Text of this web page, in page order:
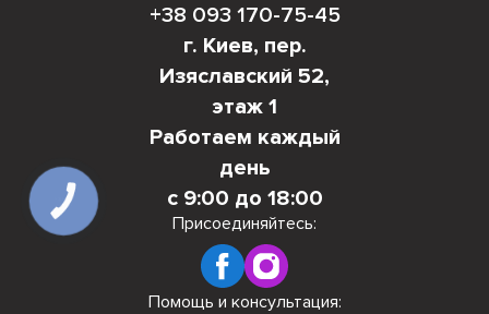
+38 093 170-75-45
г. Киев, пер.
Изяславский 52,
этаж 1
Работаем каждый
день
с 9:00 до 18:00
Присоединяйтесь:
Помощь и консультация:
КНОПКА
СВЯЗИ